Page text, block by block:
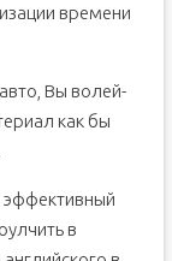
времени
Вы волей-
как бы
эффективный
в